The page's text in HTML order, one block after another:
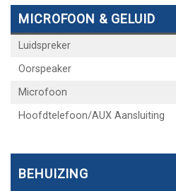
MICROFOON & GELUID
Luidspreker
Oorspeaker
Microfoon
Hoofdtelefoon/AUX Aansluiting
BEHUIZING